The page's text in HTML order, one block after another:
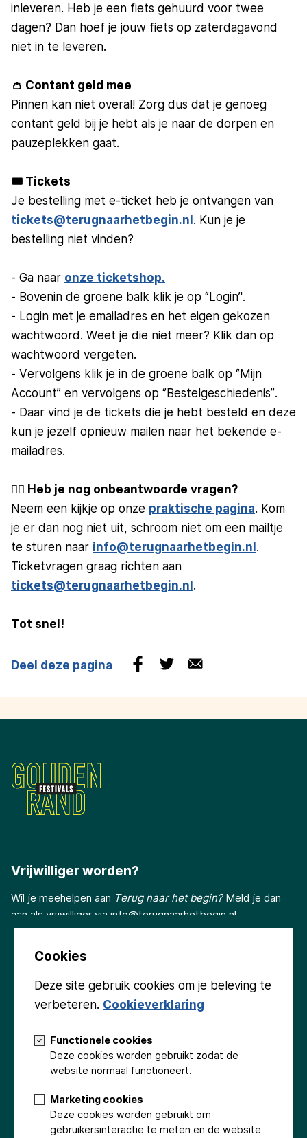
Cookies
Deze site gebruik cookies om je beleving te
verbeteren. Cookieverklaring
Functionele cookies
Deze cookies worden gebruikt zodat de
website normaal functioneert.
Marketing cookies
Deze cookies worden gebruikt om
gebruikersinteractie te meten en de website
inleveren. Heb je een fiets gehuurd voor twee
dagen? Dan hoef je jouw fiets op zaterdagavond
niet in te leveren.
👛 Contant geld mee
Pinnen kan niet overal! Zorg dus dat je genoeg
contant geld bij je hebt als je naar de dorpen en
pauzeplekken gaat.
🎟️ Tickets
Je bestelling met e-ticket heb je ontvangen van
tickets@terugnaarhetbegin.nl. Kun je je
bestelling niet vinden?
- Ga naar onze ticketshop.
- Bovenin de groene balk klik je op ‘’Login’'.
- Login met je emailadres en het eigen gekozen
wachtwoord. Weet je die niet meer? Klik dan op
wachtwoord vergeten.
- Vervolgens klik je in de groene balk op ‘’Mijn
Account’’ en vervolgens op ‘’Bestelgeschiedenis’’.
- Daar vind je de tickets die je hebt besteld en deze
kun je jezelf opnieuw mailen naar het bekende e-
mailadres.
🙋‍♀️ Heb je nog onbeantwoorde vragen?
Neem een kijkje op onze praktische pagina. Kom
je er dan nog niet uit, schroom niet om een mailtje
te sturen naar info@terugnaarhetbegin.nl.
Ticketvragen graag richten aan
tickets@terugnaarhetbegin.nl.
Tot snel!
Deel deze pagina
Vrijwilliger worden?
Wil je meehelpen aan Terug naar het begin? Meld je dan
aan als vrijwilliger via info@terugnaarhetbegin.nl
Groninger Kerken Gemeente Eemsdelta
Provincie Groningen
Stichting Beringer Hazewinkel
Fonds Podiumkunsten